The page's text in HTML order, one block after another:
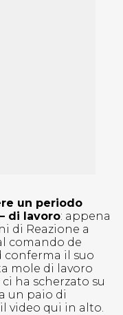
un periodo
di lavoro: appena
di Reazione a
comando de
conferma il suo
mole di lavoro
ha scherzato su
un paio di
video qui in alto.